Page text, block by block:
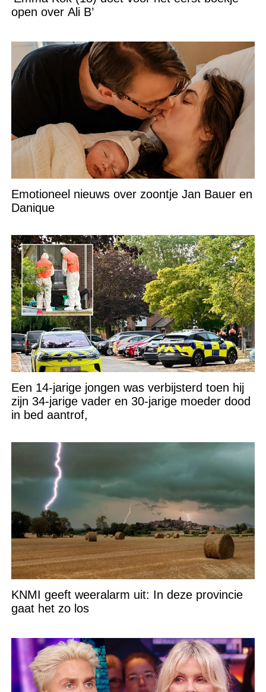
open over Ali B’
Emotioneel nieuws over zoontje Jan Bauer en
Danique
Een 14-jarige jongen was verbijsterd toen hij
zijn 34-jarige vader en 30-jarige moeder dood
in bed aantrof,
KNMI geeft weeralarm uit: In deze provincie
gaat het zo los